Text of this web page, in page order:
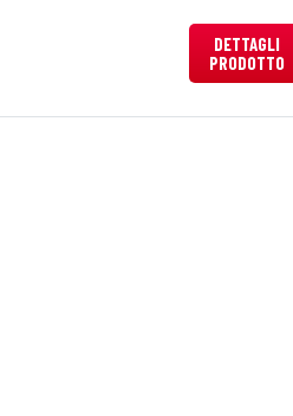
DETTAGLI
PRODOTTO